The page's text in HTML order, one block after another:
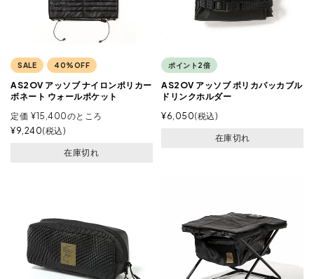
SALE 40%OFF
AS2OV アッソブ ナイロンポリカー
ボネート ウォールポケット
定価 ¥15,400のところ
¥9,240 税込
在庫切れ
ポイント2倍
AS2OV アッソブ ポリカパッカブル
ドリンクホルダー
¥6,050 税込
在庫切れ